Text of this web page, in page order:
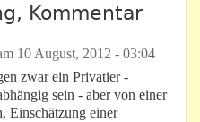
Kommentar
10 August, 2012 - 03:04
zwar ein Privatier -
sein - aber von einer
Einschätzung einer